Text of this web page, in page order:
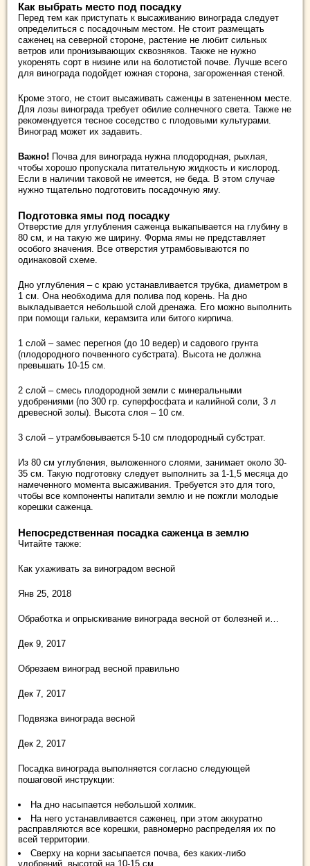
Как выбрать место под посадку
Перед тем как приступать к высаживанию винограда следует
определиться с посадочным местом. Не стоит размещать
саженец на северной стороне, растение не любит сильных
ветров или пронизывающих сквозняков. Также не нужно
укоренять сорт в низине или на болотистой почве. Лучше всего
для винограда подойдет южная сторона, загороженная стеной.
Кроме этого, не стоит высаживать саженцы в затененном месте.
Для лозы винограда требует обилие солнечного света. Также не
рекомендуется тесное соседство с плодовыми культурами.
Виноград может их задавить.
Важно! Почва для винограда нужна плодородная, рыхлая,
чтобы хорошо пропускала питательную жидкость и кислород.
Если в наличии таковой не имеется, не беда. В этом случае
нужно тщательно подготовить посадочную яму.
Подготовка ямы под посадку
Отверстие для углубления саженца выкапывается на глубину в
80 см, и на такую же ширину. Форма ямы не представляет
особого значения. Все отверстия утрамбовываются по
одинаковой схеме.
Дно углубления – с краю устанавливается трубка, диаметром в
1 см. Она необходима для полива под корень. На дно
выкладывается небольшой слой дренажа. Его можно выполнить
при помощи гальки, керамзита или битого кирпича.
1 слой – замес перегноя (до 10 ведер) и садового грунта
(плодородного почвенного субстрата). Высота не должна
превышать 10-15 см.
2 слой – смесь плодородной земли с минеральными
удобрениями (по 300 гр. суперфосфата и калийной соли, 3 л
древесной золы). Высота слоя – 10 см.
3 слой – утрамбовывается 5-10 см плодородный субстрат.
Из 80 см углубления, выложенного слоями, занимает около 30-
35 см. Такую подготовку следует выполнить за 1-1,5 месяца до
намеченного момента высаживания. Требуется это для того,
чтобы все компоненты напитали землю и не пожгли молодые
корешки саженца.
Непосредственная посадка саженца в землю
Читайте также:
Как ухаживать за виноградом весной
Янв 25, 2018
Обработка и опрыскивание винограда весной от болезней и…
Дек 9, 2017
Обрезаем виноград весной правильно
Дек 7, 2017
Подвязка винограда весной
Дек 2, 2017
Посадка винограда выполняется согласно следующей
пошаговой инструкции:
На дно насыпается небольшой холмик.
На него устанавливается саженец, при этом аккуратно
расправляются все корешки, равномерно распределяя их по
всей территории.
Сверху на корни засыпается почва, без каких-либо
удобрений, высотой на 10-15 см.